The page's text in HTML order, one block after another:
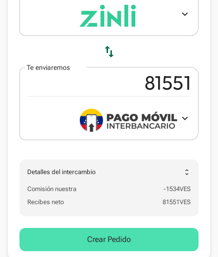
expand_more
swap_vert
Te enviaremos
expand_more
Detalles del intercambio unfold_more
Comisión nuestra -1534VES
Recibes neto
81551VES
Crear Pedido